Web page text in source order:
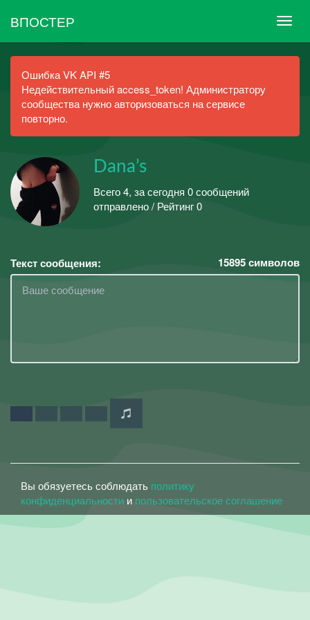
ВПОСТЕР
Ошибка VK API #5
Недействительный access_token! Администратору
сообщества нужно авторизоваться на сервисе
повторно.
Dana’s
Всего 4, за сегодня 0 сообщений
отправлено / Рейтинг 0
Текст сообщения: 15895символов
Вы обязуетесь соблюдать политику
конфиденциальности и пользовательское соглашение